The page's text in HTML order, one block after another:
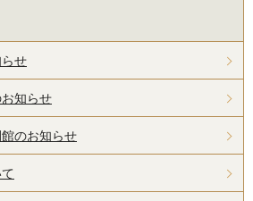
せ
知らせ
のお知らせ